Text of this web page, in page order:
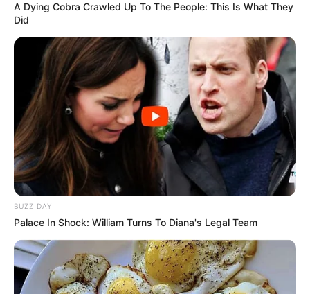
A Dying Cobra Crawled Up To The People: This Is What They
Did
BUZZ DAY
Palace In Shock: William Turns To Diana's Legal Team